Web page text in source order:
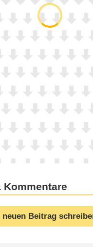
Kommentare
neuen Beitrag